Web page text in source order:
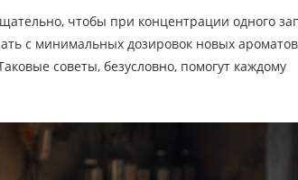
чтобы при концентрации одного
с минимальных дозировок новых
советы, безусловно, помогут каждому